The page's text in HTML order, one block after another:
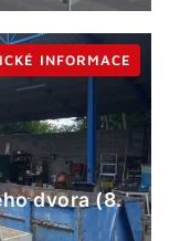
dvora (8.
INFORMACE